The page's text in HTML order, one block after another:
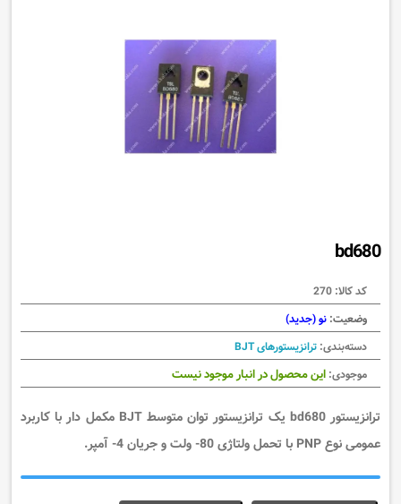
bd680
کد کالا: 270
وضعیت: نو (جدید)
دسته‌بندی: ترانزیستورهای BJT
موجودی: این محصول در انبار موجود نیست
ترانزیستور bd680 یک
ترانزیستور توان متوسط BJT مکمل دار با کاربرد
عمومی نوع PNP با تحمل ولتاژی 80- ولت و جریان 4- آمپر.